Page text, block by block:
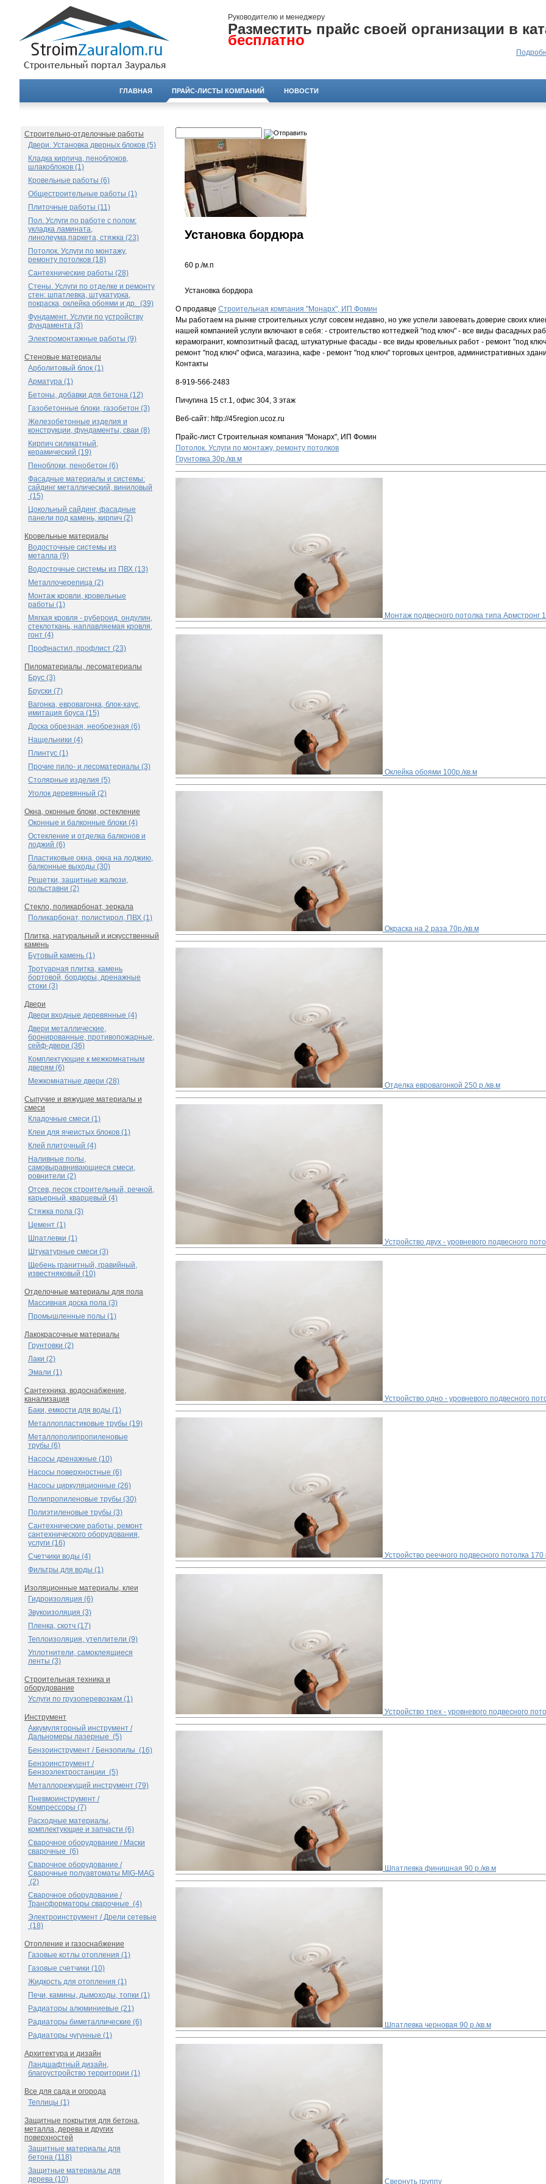
Руководителю и менеджеру
Разместить прайс своей организации в
бесплатно
ГЛАВНАЯ ПРАЙС-ЛИСТЫ КОМПАНИЙ НОВОСТИ
Строительно-отделочные работы
Двери. Установка дверных блоков (5)
Кладка кирпича, пеноблоков,
шлакоблоков (1)
Кровельные работы (6)
Общестроительные работы (1)
Плиточные работы (11)
Пол. Услуги по работе с полом:
укладка ламината,
линолеума,паркета, стяжка (23)
Потолок. Услуги по монтажу,
ремонту потолков (18)
Сантехнические работы (28)
Стены. Услуги по отделке и ремонту
стен: шпатлевка, штукатурка,
покраска, оклейка обоями и др. (39)
Фундамент. Услуги по устройству
фундамента (3)
Электромонтажные работы (9)
Стеновые материалы
Арболитовый блок (1)
Арматура (1)
Бетоны, добавки для бетона (12)
Газобетонные блоки, газобетон (3)
Железобетонные изделия и
конструкции, фундаменты, сваи (8)
Кирпич силикатный,
керамический (19)
Пеноблоки, пенобетон (6)
Фасадные материалы и системы:
сайдинг металлический, виниловый
(15)
Цокольный сайдинг, фасадные
панели под камень, кирпич (2)
Кровельные материалы
Водосточные системы из
металла (9)
Водосточные системы из ПВХ (13)
Металлочерепица (2)
Монтаж кровли, кровельные
работы (1)
Мягкая кровля - рубероид, ондулин,
стеклоткань, наплавляемая кровля,
гонт (4)
Профнастил, профлист (23)
Пиломатериалы, лесоматериалы
Брус (3)
Бруски (7)
Вагонка, евровагонка, блок-хаус,
имитация бруса (15)
Доска обрезная, необрезная (6)
Нащельники (4)
Плинтус (1)
Прочие пило- и лесоматериалы (3)
Столярные изделия (5)
Уголок деревянный (2)
Окна, оконные блоки, остекление
Оконные и балконные блоки (4)
Остекление и отделка балконов и
лоджий (6)
Пластиковые окна, окна на лоджию,
балконные выходы (30)
Решетки, защитные жалюзи,
рольставни (2)
Стекло, поликарбонат, зеркала
Поликарбонат, полистирол, ПВХ (1)
Плитка, натуральный и искусственный
камень
Бутовый камень (1)
Тротуарная плитка, камень
бортовой, бордюры, дренажные
стоки (3)
Двери
Двери входные деревянные (4)
Двери металлические,
бронированные, противопожарные,
сейф-двери (36)
Комплектующие к межкомнатным
дверям (6)
Межкомнатные двери (28)
Сыпучие и вяжущие материалы и
смеси
Кладочные смеси (1)
Клеи для ячеистых блоков (1)
Клей плиточный (4)
Наливные полы,
самовыравнивающиеся смеси,
ровнители (2)
Отсев, песок строительный, речной,
карьерный, кварцевый (4)
Стяжка пола (3)
Цемент (1)
Шпатлевки (1)
Штукатурные смеси (3)
Щебень гранитный, гравийный,
известняковый (10)
Отделочные материалы для пола
Массивная доска пола (3)
Промышленные полы (1)
Лакокрасочные материалы
Грунтовки (2)
Лаки (2)
Эмали (1)
Сантехника, водоснабжение,
канализация
Баки, емкости для воды (1)
Металлопластиковые трубы (19)
Металлополипропиленовые
трубы (6)
Насосы дренажные (10)
Насосы поверхностные (6)
Насосы циркуляционные (26)
Полипропиленовые трубы (30)
Полиэтиленовые трубы (3)
Сантехнические работы, ремонт
сантехнического оборудования,
услуги (16)
Счетчики воды (4)
Фильтры для воды (1)
Изоляционные материалы, клеи
Гидроизоляция (6)
Звукоизоляция (3)
Пленка, скотч (17)
Теплоизоляция, утеплители (9)
Уплотнители, самоклеящиеся
ленты (3)
Строительная техника и
оборудование
Услуги по грузоперевозкам (1)
Инструмент
Аккумуляторный инструмент /
Дальномеры лазерные (5)
Бензоинструмент / Бензопилы (16)
Бензоинструмент /
Бензоэлектростанции (5)
Металлорежущий инструмент (79)
Пневмоинструмент /
Компрессоры (7)
Расходные материалы,
комплектующие и запчасти (6)
Сварочное оборудование / Маски
сварочные (6)
Сварочное оборудование /
Сварочные полуавтоматы MIG-MAG
(2)
Сварочное оборудование /
Трансформаторы сварочные (4)
Электроинструмент / Дрели сетевые
(18)
Отопление и газоснабжение
Газовые котлы отопления (1)
Газовые счетчики (10)
Жидкость для отопления (1)
Печи, камины, дымоходы, топки (1)
Радиаторы алюминиевые (21)
Радиаторы биметаллические (6)
Радиаторы чугунные (1)
Архитектура и дизайн
Ландшафтный дизайн,
благоустройство территории (1)
Все для сада и огорода
Теплицы (1)
Защитные покрытия для бетона,
металла, дерева и других
поверхностей
Защитные материалы для
бетона (118)
Защитные материалы для
дерева (10)
Установка бордюра
60 р./м.п
Установка бордюра
О продавце Строительная компания "Монарх", ИП Фомин
Мы работаем на рынке строительных услуг совсем недавно, но уже успели завоевать доверие своих
нашей компанией услуги включают в себя: - строительство коттеджей "под ключ" - все виды фасадных
керамогранит, композитный фасад, штукатурные фасады - все виды кровельных работ - ремонт "под
ремонт "под ключ" офиса, магазина, кафе - ремонт "под ключ" торговых центров, административных
Контакты
8-919-566-2483
Пичугина 15 ст.1, офис 304, 3 этаж
Веб-сайт: http://45region.ucoz.ru
Прайс-лист Строительная компания "Монарх", ИП Фомин
Потолок. Услуги по монтажу, ремонту потолков
Грунтовка 30р./кв.м
Монтаж подвесного потолка типа Армстронг
Оклейка обоями 100р./кв.м
Окраска на 2 раза 70р./кв.м
Отделка евровагонкой 250 р./кв.м
Устройство двух - уровневого подвесного
Устройство одно - уровневого подвесного
Устройство реечного подвесного потолка 170
Устройство трех - уровневого подвесного
Шпатлевка финишная 90 р./кв.м
Шпатлевка черновая 90 р./кв.м
Свернуть группу